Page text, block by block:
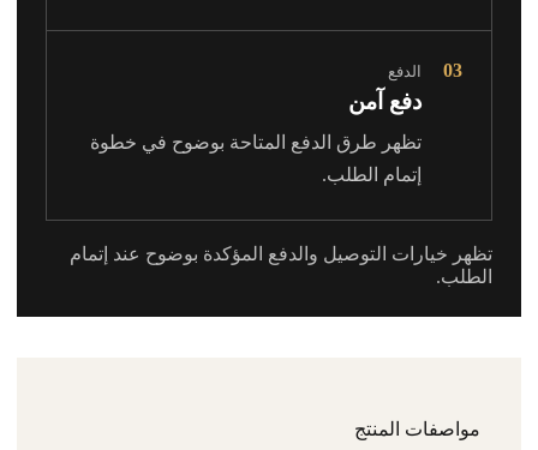
03 الدفع
دفع آمن
تظهر طرق الدفع المتاحة بوضوح في خطوة
إتمام الطلب.
تظهر خيارات التوصيل والدفع المؤكدة بوضوح عند إتمام
الطلب.
مواصفات المنتج